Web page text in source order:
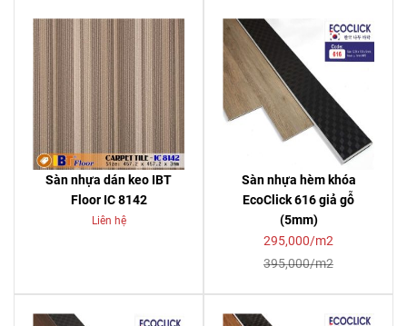
Sàn nhựa dán keo IBT
Floor IC 8142
Liên hệ
Sàn nhựa hèm khóa
EcoClick 616 giả gỗ
(5mm)
295,000/m2
395,000/m2